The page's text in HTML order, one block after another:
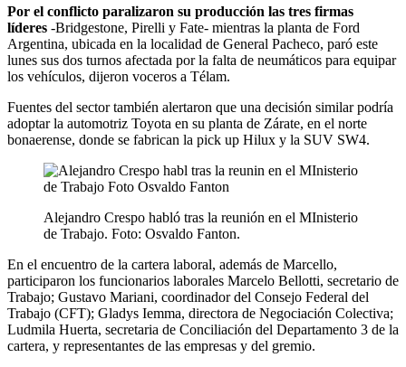
Por el conflicto paralizaron su producción las tres firmas
líderes -Bridgestone, Pirelli y Fate- mientras la planta de Ford
Argentina, ubicada en la localidad de General Pacheco, paró este
lunes sus dos turnos afectada por la falta de neumáticos para equipar
los vehículos, dijeron voceros a Télam.
Fuentes del sector también alertaron que una decisión similar podría
adoptar la automotriz Toyota en su planta de Zárate, en el norte
bonaerense, donde se fabrican la pick up Hilux y la SUV SW4.
Alejandro Crespo habló tras la reunión en el MInisterio
de Trabajo. Foto: Osvaldo Fanton.
En el encuentro de la cartera laboral, además de Marcello,
participaron los funcionarios laborales Marcelo Bellotti, secretario de
Trabajo; Gustavo Mariani, coordinador del Consejo Federal del
Trabajo (CFT); Gladys Iemma, directora de Negociación Colectiva;
Ludmila Huerta, secretaria de Conciliación del Departamento 3 de la
cartera, y representantes de las empresas y del gremio.